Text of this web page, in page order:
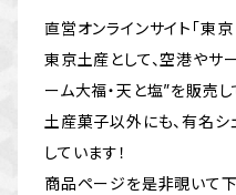
直営オンラインサイト「東
東京土産として、空港やサ
ーム大福・天と塩”を販売し
土産菓子以外にも、有名
しています！
商品ページを是非覗いて